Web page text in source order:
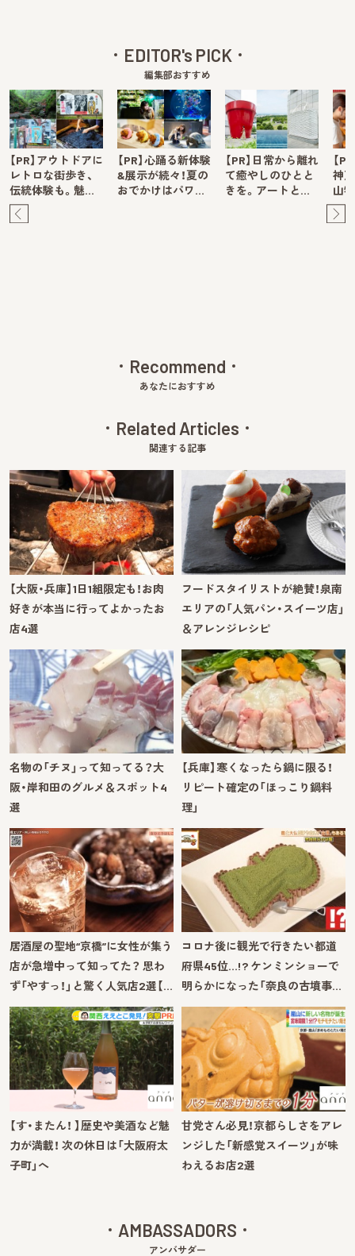
EDITOR's PICK
編集部おすすめ
【PR】アウトドアに
レトロな街歩き、
伝統体験も。魅…
【PR】心踊る新体験
&展示が続々！夏の
おでかけはパワ…
【PR】日常から離れ
て癒やしのひとと
きを。アートと…
【
神
山
Recommend
あなたにおすすめ
Related Articles
関連する記事
【大阪・兵庫】1日1組限定も！お肉
好きが本当に行ってよかったお
店4選
フードスタイリストが絶賛！泉南
エリアの「人気パン・スイーツ店」
＆アレンジレシピ
名物の「チヌ」って知ってる？大
阪・岸和田のグルメ＆スポット4
選
【兵庫】寒くなったら鍋に限る！
リピート確定の「ほっこり鍋料
理」
居酒屋の聖地“京橋”に女性が集う
店が急増中って知ってた？ 思わ
ず「やすっ！」と驚く人気店2選【…
コロナ後に観光で行きたい都道
府県45位…!? ケンミンショーで
明らかになった「奈良の古墳事…
【す・またん！ 】歴史や美酒など魅
力が満載！ 次の休日は「大阪府太
子町」へ
甘党さん必見！京都らしさをアレ
ンジした「新感覚スイーツ」が味
わえるお店2選
AMBASSADORS
アンバサダー